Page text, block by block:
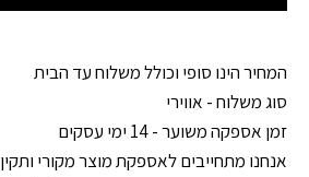
המחיר הינו סופי וכולל משלוח עד הבית
סוג משלוח - אווירי
זמן אספקה משוער - 14 ימי עסקים
אנחנו מתחייבים לאספקת מוצר מקורי ותקין